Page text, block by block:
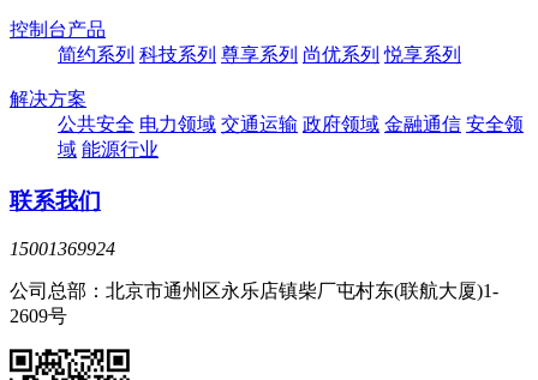
控制台产品
简约系列 科技系列 尊享系列 尚优系列 悦享系列
解决方案
公共安全 电力领域 交通运输 政府领域 金融通信 安全领
域 能源行业
联系我们
15001369924
公司总部：北京市通州区永乐店镇柴厂屯村东(联航大厦)1-
2609号